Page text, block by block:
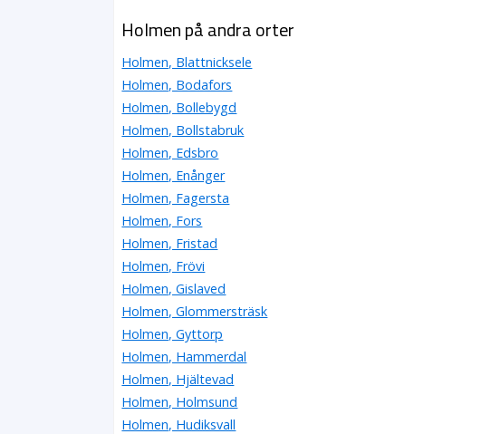
Holmen på andra orter
Holmen, Blattnicksele
Holmen, Bodafors
Holmen, Bollebygd
Holmen, Bollstabruk
Holmen, Edsbro
Holmen, Enånger
Holmen, Fagersta
Holmen, Fors
Holmen, Fristad
Holmen, Frövi
Holmen, Gislaved
Holmen, Glommersträsk
Holmen, Gyttorp
Holmen, Hammerdal
Holmen, Hjältevad
Holmen, Holmsund
Holmen, Hudiksvall